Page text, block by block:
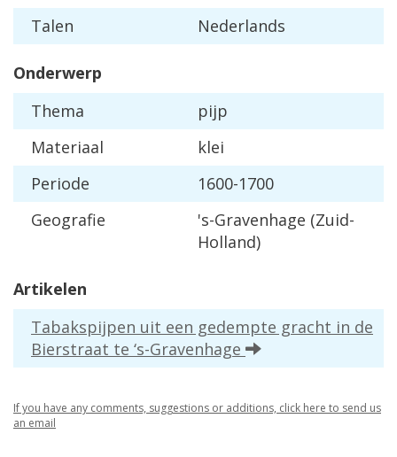
Talen
Nederlands
Onderwerp
Thema
pijp
Materiaal
klei
Periode
1600-1700
Geografie
's-Gravenhage (Zuid-
Holland)
Artikelen
Tabakspijpen uit een gedempte gracht in de
Bierstraat te ‘s-Gravenhage
If you have any comments, suggestions or additions, click here to send us
an email